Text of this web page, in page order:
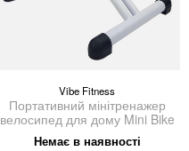
Vibe Fitness
Портативний мінітренажер
велосипед для дому Mini Bike
Немає в наявності